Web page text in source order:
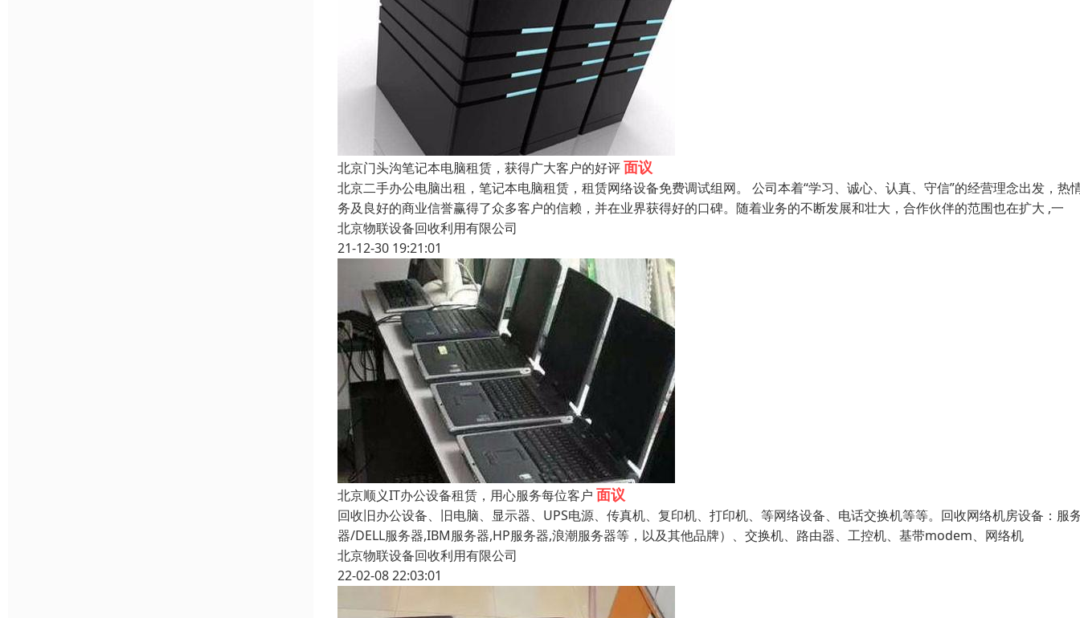
北京门头沟笔记本电脑租赁，获得广大客户的好评面议
北京二手办公电脑出租，笔记本电脑租赁，租赁网络设备免费调试组网。 公司本着“学习、诚心、认真、守信”的经营理念出发，热
务及良好的商业信誉赢得了众多客户的信赖，并在业界获得好的口碑。随着业务的不断发展和壮大，合作伙伴的范围也在扩大 ,一
北京物联设备回收利用有限公司
21-12-30 19:21:01
北京顺义IT办公设备租赁，用心服务每位客户 面议
回收旧办公设备、旧电脑、显示器、UPS电源、传真机、复印机、打印机、等网络设备、电话交换机等等。回收网络机房设备：服
器/DELL服务器,IBM服务器,HP服务器,浪潮服务器等，以及其他品牌）、交换机、路由器、工控机、基带modem、网络机
北京物联设备回收利用有限公司
22-02-08 22:03:01